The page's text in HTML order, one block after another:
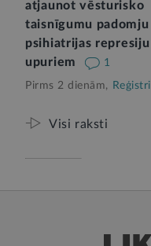
atjaunot vēsturisko
taisnīgumu padomju
psihiatrijas represiju
upuriem
1
Pirms 2 dienām, Reģistri
Visi raksti